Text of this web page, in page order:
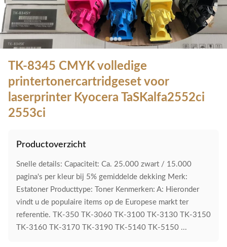
TK-8345 CMYK volledige
printertonercartridgeset voor
laserprinter Kyocera TaSKalfa2552ci
2553ci
Productoverzicht
Snelle details: Capaciteit: Ca. 25.000 zwart / 15.000
pagina's per kleur bij 5% gemiddelde dekking Merk:
Estatoner Producttype: Toner Kenmerken: A: Hieronder
vindt u de populaire items op de Europese markt ter
referentie. TK-350 TK-3060 TK-3100 TK-3130 TK-3150
TK-3160 TK-3170 TK-3190 TK-5140 TK-5150 ...